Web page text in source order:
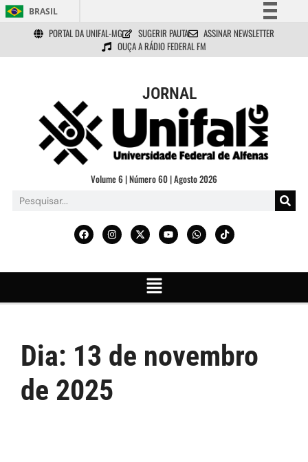
BRASIL
Simplifique!
Comunica BR
Acesso à informação
Legislação
Canais
PORTAL DA UNIFAL-MG SUGERIR PAUTA
ASSINAR NEWSLETTER
OUÇA A RÁDIO FEDERAL FM
JORNAL
Volume 6 | Número 60 | Agosto 2026
Dia: 13 de novembro
de 2025